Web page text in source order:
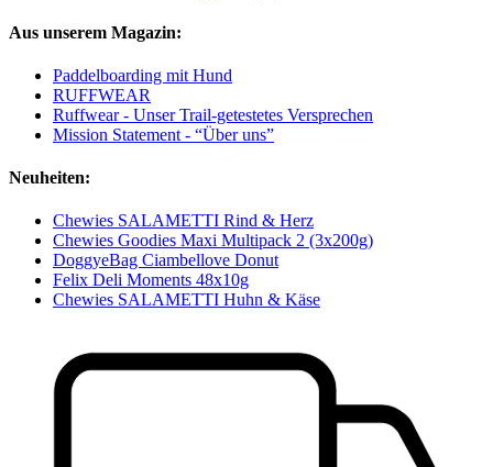
Aus unserem Magazin:
Paddelboarding mit Hund
RUFFWEAR
Ruffwear - Unser Trail-getestetes Versprechen
Mission Statement - “Über uns”
Neuheiten:
Chewies SALAMETTI Rind & Herz
Chewies Goodies Maxi Multipack 2 (3x200g)
DoggyeBag Ciambellove Donut
Felix Deli Moments 48x10g
Chewies SALAMETTI Huhn & Käse